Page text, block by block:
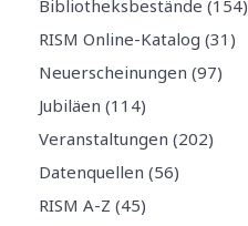
Bibliotheksbestände (154)
RISM Online-Katalog (31)
Neuerscheinungen (97)
Jubiläen (114)
Veranstaltungen (202)
Datenquellen (56)
RISM A-Z (45)